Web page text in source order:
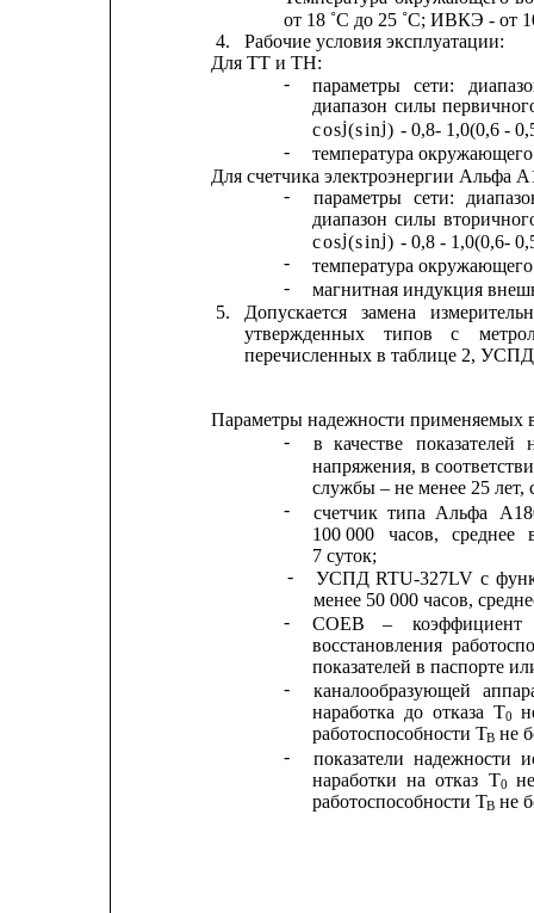
от 18 ˚С до 25 ˚С; ИВКЭ - от
4.
Рабочие условия эксплуатации:
Для ТТ и ТН:
-
параметры сети:
диапазон силы
cosj(sinj) - 0,8- 1,0(0,6 -
-
температура
Для счетчика электроэнергии Альфа
-
параметры сети:
диапазон силы
cosj(sinj) - 0,8 - 1,0(0,6-
-
температура
-
магнитная индукция
5.
Допускается замена
утвержденных
типов с
перечисленных в таблице 2,
Параметры надежности
-
в качестве показателей
напряжения, в
службы – не менее 25 лет,
-
счетчик типа Альфа
100 000
часов, среднее
7 суток;
-
УСПД RTU-327LV с
менее 50 000 часов,
-
СОЕВ –
коэффициент
восстановления
показателей в паспорте
-
каналообразующей
наработка до отказа Т0
работоспособности ТВ не
-
показатели надежности
наработки на отказ Т0
работоспособности ТВ не